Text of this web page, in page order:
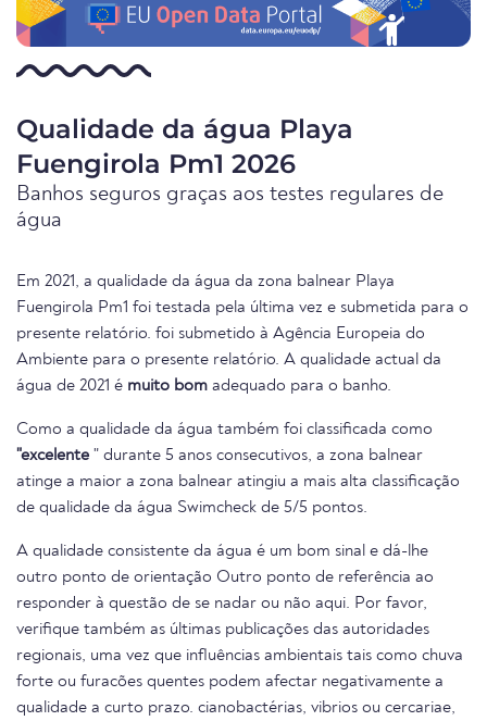
Qualidade da água Playa
Fuengirola Pm1 2026
Banhos seguros graças aos testes regulares de
água
Em 2021, a qualidade da água da zona balnear Playa
Fuengirola Pm1 foi testada pela última vez e submetida para o
presente relatório. foi submetido à Agência Europeia do
Ambiente para o presente relatório. A qualidade actual da
água de 2021 é muito bom adequado para o banho.
Como a qualidade da água também foi classificada como
"excelente " durante 5 anos consecutivos, a zona balnear
atinge a maior a zona balnear atingiu a mais alta classificação
de qualidade da água Swimcheck de 5/5 pontos.
A qualidade consistente da água é um bom sinal e dá-lhe
outro ponto de orientação Outro ponto de referência ao
responder à questão de se nadar ou não aqui. Por favor,
verifique também as últimas publicações das autoridades
regionais, uma vez que influências ambientais tais como chuva
forte ou furacões quentes podem afectar negativamente a
qualidade a curto prazo. cianobactérias, vibrios ou cercariae,